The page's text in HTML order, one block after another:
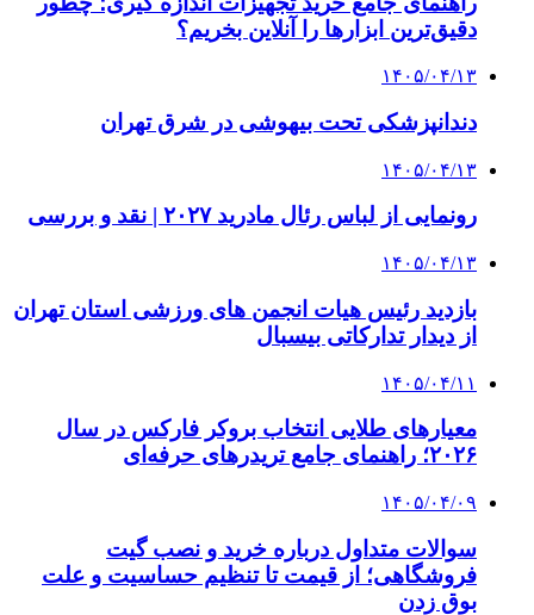
دقیق‌ترین ابزارها را آنلاین بخریم؟
۱۴۰۵/۰۴/۱۳
دندانپزشکی تحت بیهوشی در شرق تهران
۱۴۰۵/۰۴/۱۳
رونمایی از لباس رئال مادرید ۲۰۲۷ | نقد و بررسی
۱۴۰۵/۰۴/۱۳
بازدید رئیس هیات انجمن های ورزشی استان تهران
از دیدار تدارکاتی بیسبال
۱۴۰۵/۰۴/۱۱
معیارهای طلایی انتخاب بروکر فارکس در سال
۲۰۲۶؛ راهنمای جامع تریدرهای حرفه‌ای
۱۴۰۵/۰۴/۰۹
سوالات متداول درباره خرید و نصب گیت
فروشگاهی؛ از قیمت تا تنظیم حساسیت و علت
بوق زدن